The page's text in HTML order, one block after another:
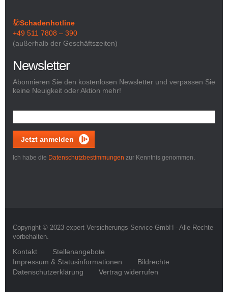
Schadenhotline
+49 511 7808 – 390
(außerhalb der Geschäftszeiten)
Newsletter
Abonnieren Sie den kostenlosen Newsletter und verpassen Sie
keine Neuigkeit oder Aktion mehr!
Jetzt anmelden
Ich habe die Datenschutzbestimmungen zur Kenntnis genommen.
Copyright © 2023 expert Versicherungs-Service GmbH - Alle Rechte
vorbehalten.
Kontakt
Stellenangebote
Impressum & Statusinformationen
Bildrechte
Datenschutzerklärung
Vertrag widerrufen